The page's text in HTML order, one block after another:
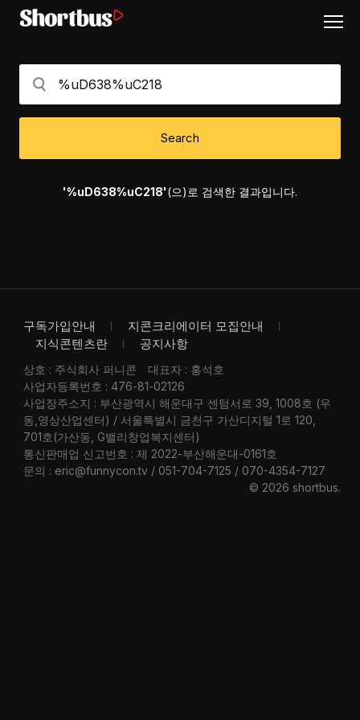
Search
'%uD638%uC218'(으)로 검색한 결과입니다.
구독가입안내
지콘크리에이터 모집안내
지식콘텐츠란
공지사항
상호 : 주식회사 퍼니콘
대표자 : 홍석호
사업자등록번호 : 476-81-02126
사업장주소지 : 부산광역시 해운대구 센텀서로 39, 1008호 (우
동,영상산업센터) / 서울특별시 금천구 가산디지털 1로 120,
701호(가산동, G밸리창업복지센터)
통신판매업 신고번호 : 제 2022-부산해운대-0161호
문의 : eric@funnycon.tv / 051-704-7125 / 070-4354-7127
© 2026 shortbus.